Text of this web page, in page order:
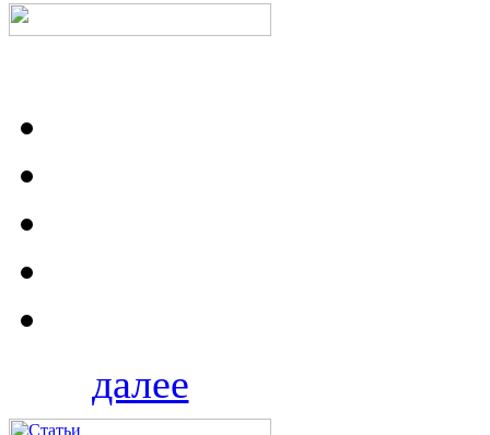
далее